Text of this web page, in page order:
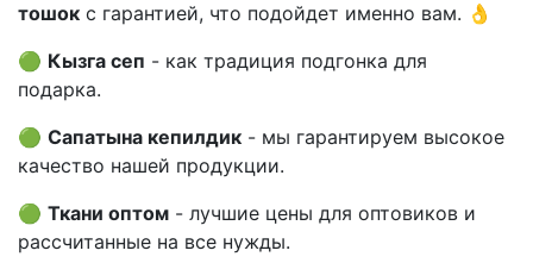
тошок с гарантией, что подойдет именно вам. 👌
🟢 Кызга сеп - как традиция подгонка для
подарка.
🟢 Сапатына кепилдик - мы гарантируем высокое
качество нашей продукции.
🟢 Ткани оптом - лучшие цены для оптовиков и
рассчитанные на все нужды.